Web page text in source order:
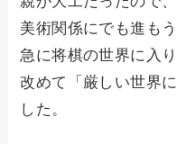
美術関係にでも進も
急に将棋の世界に入
改めて「厳しい世界
した。